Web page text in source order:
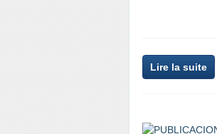
Lire la suite